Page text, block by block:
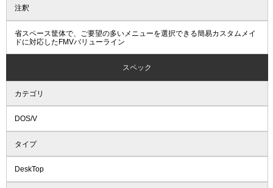
注釈
省スペース筐体で、ご要望の多いメニューを選択できる簡易カスタムメイ
ドに対応したFMVバリューライン
スペック
カテゴリ
DOS/V
タイプ
DeskTop